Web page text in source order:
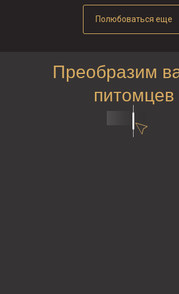
Полюбоваться еще
Преобразим
питомцев